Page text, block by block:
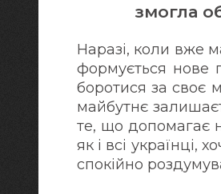
змогла
Наразі, коли вже
формується нове
боротися за своє
майбутнє
те, що допомагає
як і всі українці,
спокійно